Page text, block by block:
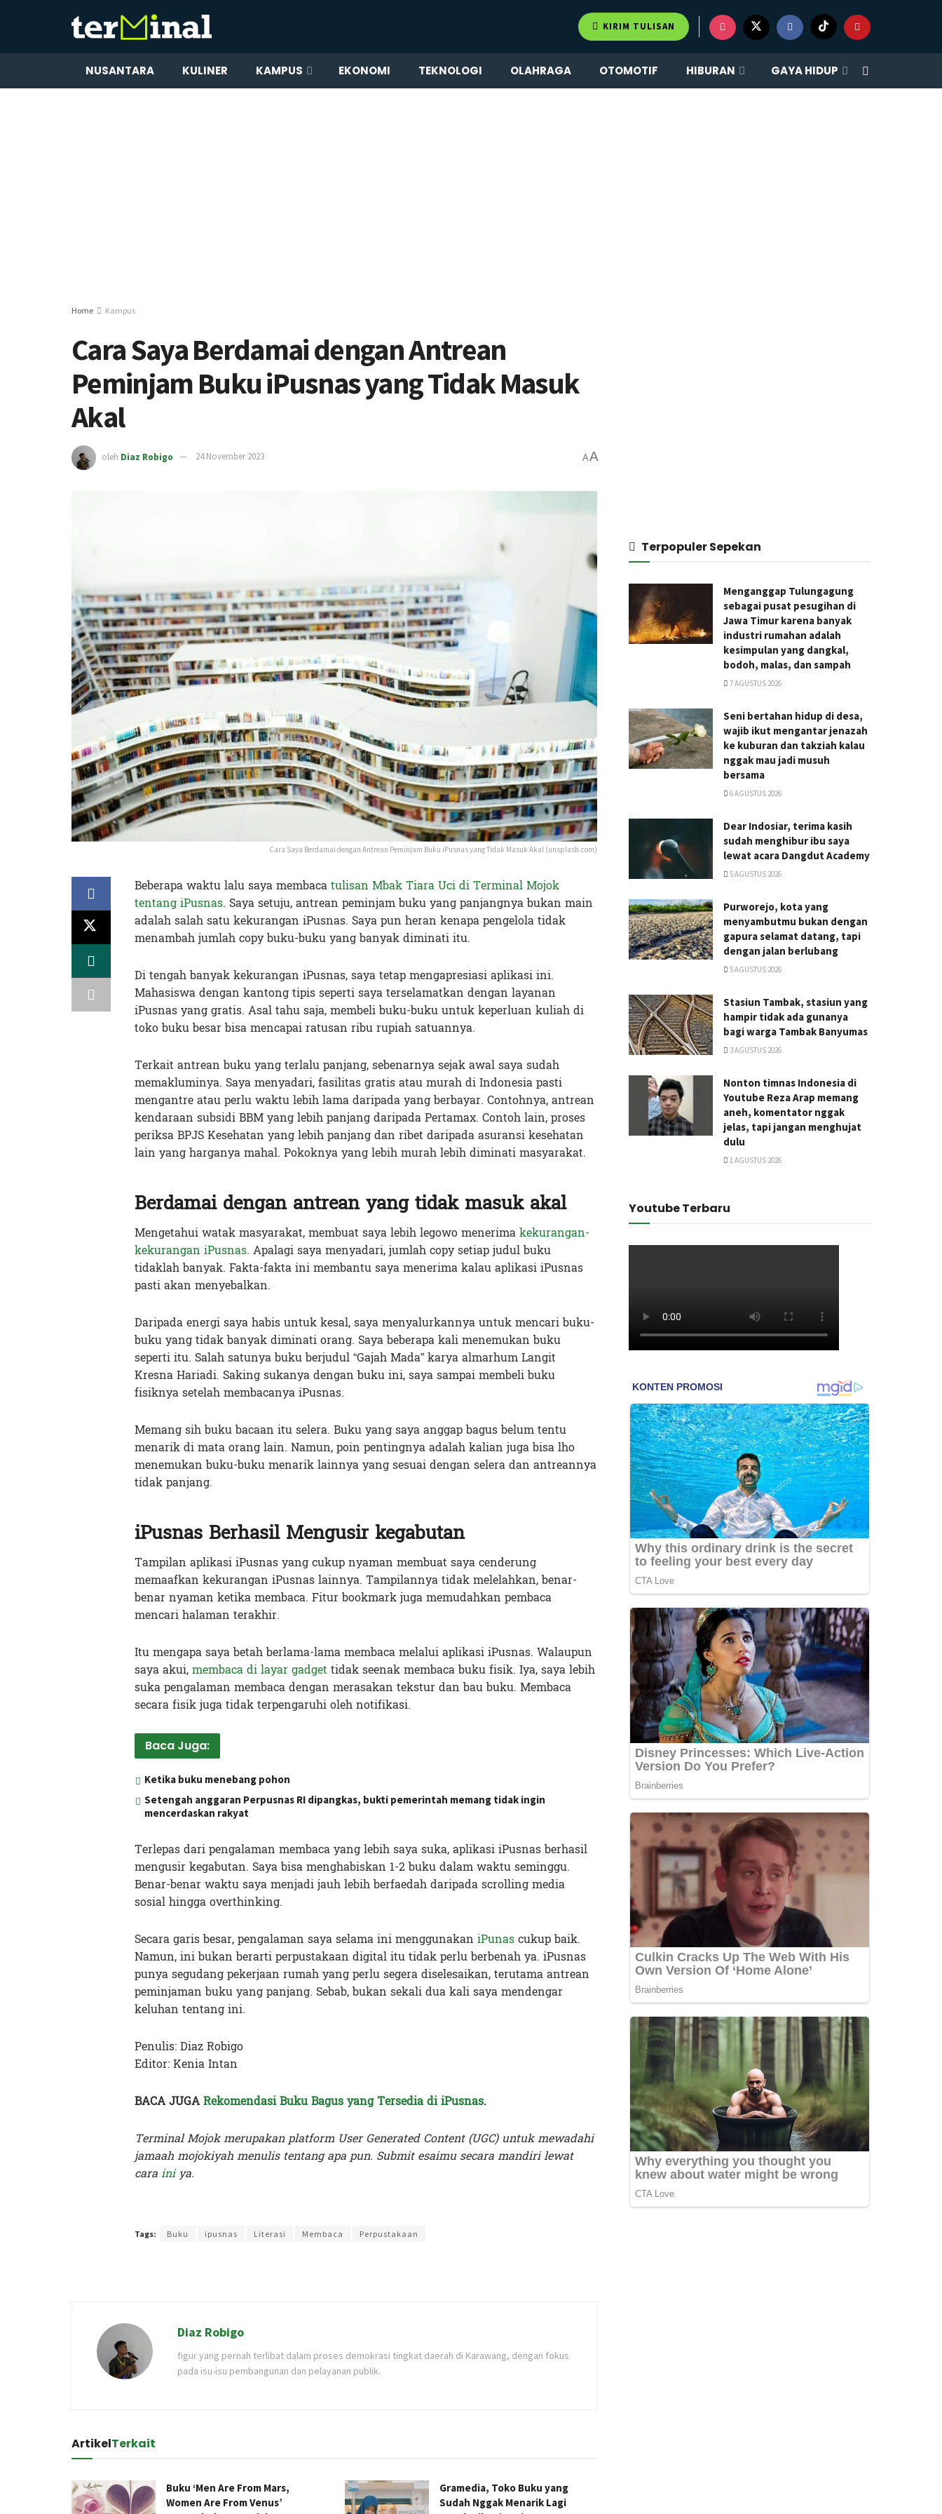
KIRIM TULISAN
NUSANTARA KULINER KAMPUS EKONOMI TEKNOLOGI OLAHRAGA OTOMOTIF HIBURAN GAYA HIDUP
Home Kampus
Cara Saya Berdamai dengan Antrean
Peminjam Buku iPusnas yang Tidak Masuk
Akal
oleh Diaz Robigo 24 November 2023 AA
Cara Saya Berdamai dengan Antrean Peminjam Buku iPusnas yang Tidak Masuk Akal (unsplash.com)
Beberapa waktu lalu saya membacatulisan Mbak Tiara Uci di Terminal Mojok
tentang iPusnas. Saya setuju, antrean peminjam buku yang panjangnya bukan main
adalah salah satu kekurangan iPusnas. Saya pun heran kenapa pengelola tidak
menambah jumlah copy buku-buku yang banyak diminati itu.
Di tengah banyak kekurangan iPusnas, saya tetap mengapresiasi aplikasi ini.
Mahasiswa dengan kantong tipis seperti saya terselamatkan dengan layanan
iPusnas yang gratis. Asal tahu saja, membeli buku-buku untuk keperluan kuliah di
toko buku besar bisa mencapai ratusan ribu rupiah satuannya.
Terkait antrean buku yang terlalu panjang, sebenarnya sejak awal saya sudah
memakluminya. Saya menyadari, fasilitas gratis atau murah di Indonesia pasti
mengantre atau perlu waktu lebih lama daripada yang berbayar. Contohnya, antrean
kendaraan subsidi BBM yang lebih panjang daripada Pertamax. Contoh lain, proses
periksa BPJS Kesehatan yang lebih panjang dan ribet daripada asuransi kesehatan
lain yang harganya mahal. Pokoknya yang lebih murah lebih diminati masyarakat.
Berdamai dengan antrean yang tidak masuk akal
Mengetahui watak masyarakat, membuat saya lebih legowo menerimakekurangan-
kekurangan iPusnas. Apalagi saya menyadari, jumlah copy setiap judul buku
tidaklah banyak. Fakta-fakta ini membantu saya menerima kalau aplikasi iPusnas
pasti akan menyebalkan.
Daripada energi saya habis untuk kesal, saya menyalurkannya untuk mencari buku-
buku yang tidak banyak diminati orang. Saya beberapa kali menemukan buku
seperti itu. Salah satunya buku berjudul “Gajah Mada” karya almarhum Langit
Kresna Hariadi. Saking sukanya dengan buku ini, saya sampai membeli buku
fisiknya setelah membacanya iPusnas.
Memang sih buku bacaan itu selera. Buku yang saya anggap bagus belum tentu
menarik di mata orang lain. Namun, poin pentingnya adalah kalian juga bisa lho
menemukan buku-buku menarik lainnya yang sesuai dengan selera dan antreannya
tidak panjang.
iPusnas Berhasil Mengusir kegabutan
Tampilan aplikasi iPusnas yang cukup nyaman membuat saya cenderung
memaafkan kekurangan iPusnas lainnya. Tampilannya tidak melelahkan, benar-
benar nyaman ketika membaca. Fitur bookmark juga memudahkan pembaca
mencari halaman terakhir.
Itu mengapa saya betah berlama-lama membaca melalui aplikasi iPusnas. Walaupun
saya akui,membaca di layar gadgettidak seenak membaca buku fisik. Iya, saya lebih
suka pengalaman membaca dengan merasakan tekstur dan bau buku. Membaca
secara fisik juga tidak terpengaruhi oleh notifikasi.
Baca Juga:
Ketika buku menebang pohon
Setengah anggaran Perpusnas RI dipangkas, bukti pemerintah memang tidak ingin
mencerdaskan rakyat
Terlepas dari pengalaman membaca yang lebih saya suka, aplikasi iPusnas berhasil
mengusir kegabutan. Saya bisa menghabiskan 1-2 buku dalam waktu seminggu.
Benar-benar waktu saya menjadi jauh lebih berfaedah daripada scrolling media
sosial hingga overthinking.
Secara garis besar, pengalaman saya selama ini menggunakan iPunascukup baik.
Namun, ini bukan berarti perpustakaan digital itu tidak perlu berbenah ya. iPusnas
punya segudang pekerjaan rumah yang perlu segera diselesaikan, terutama antrean
peminjaman buku yang panjang. Sebab, bukan sekali dua kali saya mendengar
keluhan tentang ini.
Penulis: Diaz Robigo
Editor: Kenia Intan
BACA JUGARekomendasi Buku Bagus yang Tersedia di iPusnas.
Terminal Mojok merupakan platform User Generated Content (UGC) untuk mewadahi
jamaah mojokiyah menulis tentang apa pun. Submit esaimu secara mandiri lewat
carainiya.
Tags: Buku ipusnas Literasi Membaca Perpustakaan
Diaz Robigo
figur yang pernah terlibat dalam proses demokrasi tingkat daerah di Karawang, dengan fokus
pada isu-isu pembangunan dan pelayanan publik.
ArtikelTerkait
Buku ‘Men Are From Mars,
Women Are From Venus’
Gramedia, Toko Buku yang
Sudah Nggak Menarik Lagi
Terpopuler Sepekan
Menganggap Tulungagung
sebagai pusat pesugihan di
Jawa Timur karena banyak
industri rumahan adalah
kesimpulan yang dangkal,
bodoh, malas, dan sampah
7 AGUSTUS 2026
Seni bertahan hidup di desa,
wajib ikut mengantar jenazah
ke kuburan dan takziah kalau
nggak mau jadi musuh
bersama
6 AGUSTUS 2026
Dear Indosiar, terima kasih
sudah menghibur ibu saya
lewat acara Dangdut Academy
5 AGUSTUS 2026
Purworejo, kota yang
menyambutmu bukan dengan
gapura selamat datang, tapi
dengan jalan berlubang
5 AGUSTUS 2026
Stasiun Tambak, stasiun yang
hampir tidak ada gunanya
bagi warga Tambak Banyumas
3 AGUSTUS 2026
Nonton timnas Indonesia di
Youtube Reza Arap memang
aneh, komentator nggak
jelas, tapi jangan menghujat
dulu
1 AGUSTUS 2026
Youtube Terbaru